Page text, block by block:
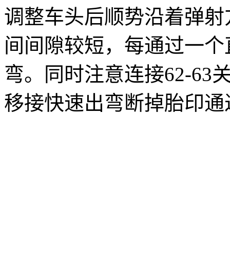
调整车头后顺势沿着弹
间间隙较短，每通过一
弯。同时注意连接62-63
移接快速出弯断掉胎印